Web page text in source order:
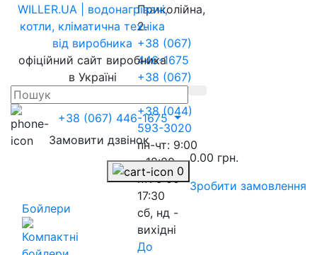
Приколійна,
2.
+38 (067)
446-1675
+38 (067)
+38 (044)
593-3020
пн-чт: 9:00
- 18:00
пт: 9:00 -
17:30
сб, нд -
вихідні
До
офіційний сайт виробника
в Україні
+38 (067) 446-1675
Замовити дзвінок
0
0.00 грн.
Зробити замовлення
Бойлери